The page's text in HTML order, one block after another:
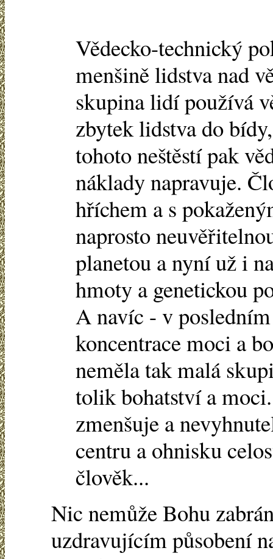
Vědecko-technický
menšině lidstva nad
skupina lidí používá
zbytek lidstva do
tohoto neštěstí pak
náklady napravuje.
hříchem a s
naprosto
planetou a nyní už i
hmoty a genetickou
A navíc - v
koncentrace moci a
neměla tak malá
tolik bohatství a
zmenšuje a
centru a ohnisku
člověk...
Nic nemůže Bohu
uzdravujícím působení